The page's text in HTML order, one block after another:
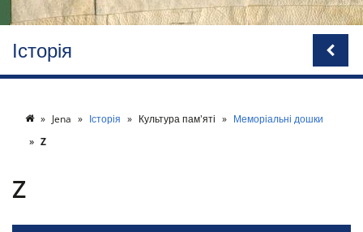
Історія
Jena Історія Культура пам'яті
Меморіальні дошки
Z
Z